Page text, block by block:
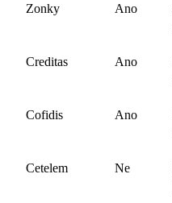
Zonky Ano
Creditas Ano
Cofidis Ano
Cetelem Ne